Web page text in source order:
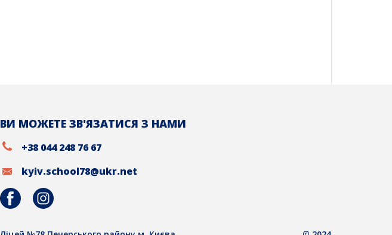
ВИ МОЖЕТЕ ЗВ'ЯЗАТИСЯ З НАМИ
+38 044 248 76 67
kyiv.school78@ukr.net